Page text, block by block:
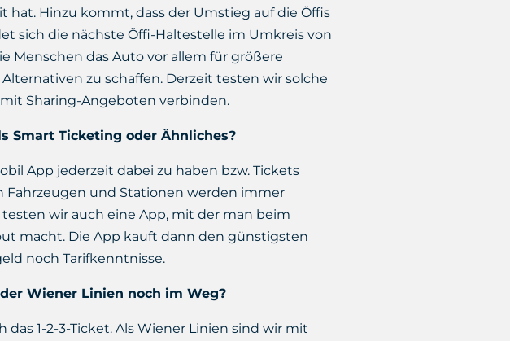
Hinzu kommt, dass der Umstieg auf die Öffis
sich die nächste Öffi-Haltestelle im Umkreis von
Menschen das Auto vor allem für größere
zu schaffen. Derzeit testen wir solche
Sharing-Angeboten verbinden.
Smart Ticketing oder Ähnliches?
App jederzeit dabei zu haben bzw. Tickets
und Stationen werden immer
wir auch eine App, mit der man beim
macht. Die App kauft dann den günstigsten
noch Tarifkenntnisse.
Wiener Linien noch im Weg?
1-2-3-Ticket. Als Wiener Linien sind wir mit